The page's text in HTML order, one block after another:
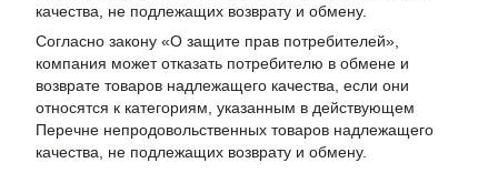
качества, не подлежащих возврату и обмену.
Согласно закону «О защите прав потребителей»,
компания может отказать потребителю в обмене и
возврате товаров надлежащего качества, если они
относятся к категориям, указанным в действующем
Перечне непродовольственных товаров надлежащего
качества, не подлежащих возврату и обмену.